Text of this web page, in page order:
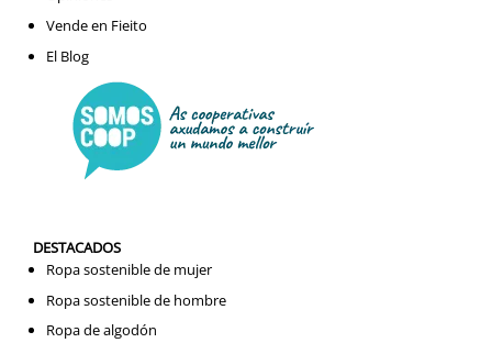
Vende en Fieito
El Blog
DESTACADOS
Ropa sostenible de mujer
Ropa sostenible de hombre
Ropa de algodón